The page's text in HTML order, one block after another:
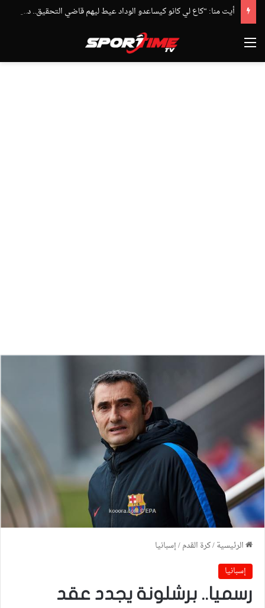
أيت منا: “كاع لي كانو كيساعدو الوداد عيط ليهم قاضي التحقيق.. دابا حتى شي واحد ما بقا باغي يعاون”
القائمة
الرئيسية/كرة القدم/إسبانيا
إسبانيا
رسميا.. برشلونة يجدد عقد